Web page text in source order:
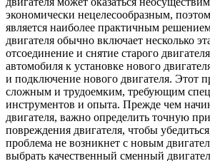
экономически нецелесообразным,
является наиболее практичным
двигателя обычно включает несколько
отсоединение и снятие старого
автомобиля к установке нового
и подключение нового двигателя. Этот
сложным и трудоемким, требующим
инструментов и опыта. Прежде чем
двигателя, важно определить точную
повреждения двигателя, чтобы
проблема не возникнет с новым
выбрать качественный сменный